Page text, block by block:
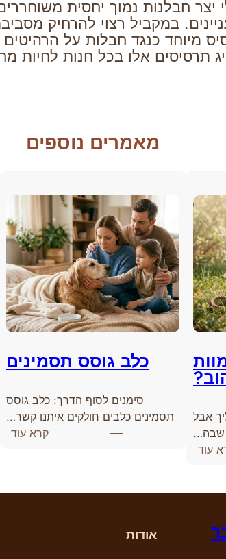
יצר חבלנות נמוך יחסית
במקביל רצוי להרחיק
מיוחד כנגד חבלות על
תרסיסים אלו בכל חנות לחיות
מאמרים נוספים
אבל
שבה…
עוד:
ך
כלב גוסס תסמינים
סימנים לסוף הדרך: כלב גוסס
תסמינים כלבים חולקים איתנו קשר…
קרא עוד:
ג
אודות